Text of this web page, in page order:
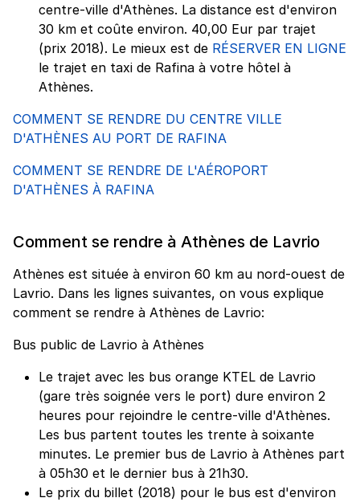
centre-ville d'Athènes. La distance est d'environ
30 km et coûte environ. 40,00 Eur par trajet
(prix 2018). Le mieux est de RÉSERVER EN LIGNE
le trajet en taxi de Rafina à votre hôtel à
Athènes.
COMMENT SE RENDRE DU CENTRE VILLE
D'ATHÈNES AU PORT DE RAFINA
COMMENT SE RENDRE DE L'AÉROPORT
D'ATHÈNES À RAFINA
Comment se rendre à Athènes de Lavrio
Athènes est située à environ 60 km au nord-ouest de
Lavrio. Dans les lignes suivantes, on vous explique
comment se rendre à Athènes de Lavrio:
Bus public de Lavrio à Athènes
Le trajet avec les bus orange KTEL de Lavrio
(gare très soignée vers le port) dure environ 2
heures pour rejoindre le centre-ville d'Athènes.
Les bus partent toutes les trente à soixante
minutes. Le premier bus de Lavrio à Athènes part
à 05h30 et le dernier bus à 21h30.
Le prix du billet (2018) pour le bus est d'environ